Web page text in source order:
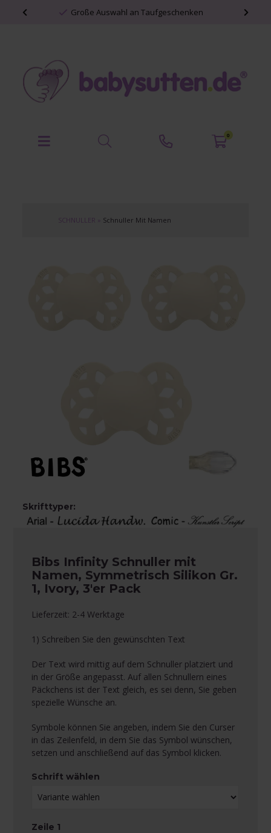
Große Auswahl an Taufgeschenken
0
SCHNULLER Schnuller Mit Namen
Skrifttyper:
Bibs Infinity Schnuller mit
Namen, Symmetrisch Silikon Gr.
1, Ivory, 3'er Pack
Lieferzeit: 2-4 Werktage
1) Schreiben Sie den gewünschten Text
Der Text wird mittig auf dem Schnuller platziert und
in der Größe angepasst. Auf allen Schnullern eines
Päckchens ist der Text gleich, es sei denn, Sie geben
spezielle Wünsche an.
Symbole können Sie angeben, indem Sie den Curser
in das Zeilenfeld, in dem Sie das Symbol wünschen,
setzen und anschließend auf das Symbol klicken.
Schrift wählen
Zeile 1